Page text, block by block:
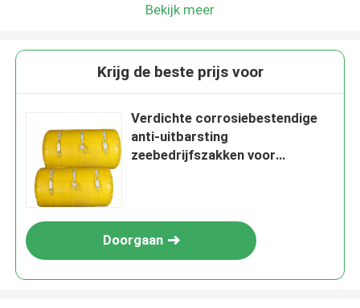
Bekijk meer
Krijg de beste prijs voor
Verdichte corrosiebestendige
anti-uitbarsting
zeebedrijfszakken voor
Doorgaan